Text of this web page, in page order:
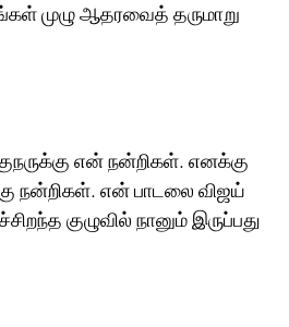
முழு ஆதரவைத் தருமாறு
என் நன்றிகள். எனக்கு
நன்றிகள். என் பாடலை விஜய்
குழுவில் நானும் இருப்பது